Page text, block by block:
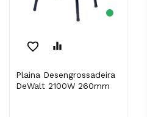
favorite_border equalizer
Plaina Desengrossadeira
DeWalt 2100W 260mm